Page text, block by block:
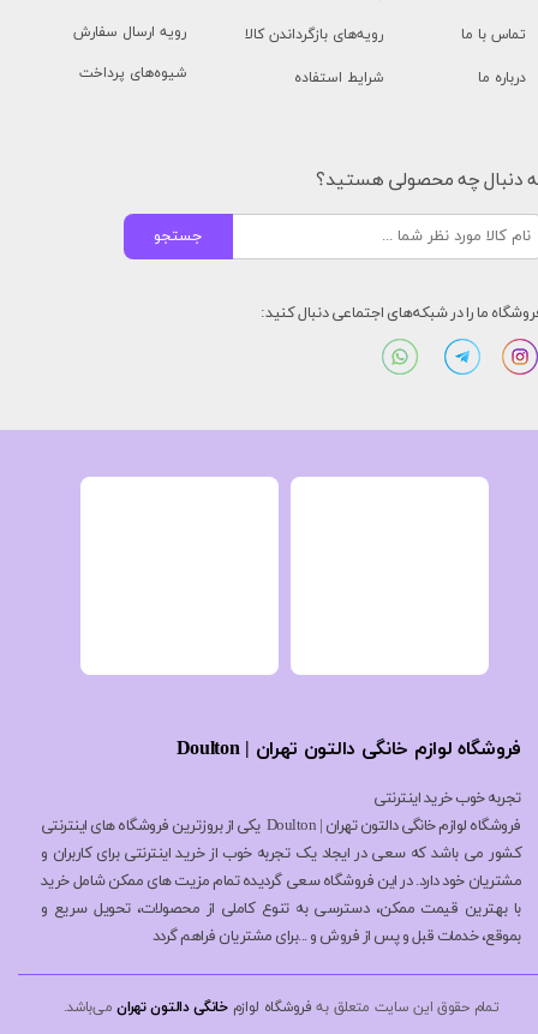
فروشگاه لوازم خانگی دالتون تهران | Doulton
تجربه خوب خرید اینترنتی
فروشگاه لوازم خانگی دالتون تهران | Doulton یکی از بروزترین فروشگاه های اینترنتی
کشور می باشد که سعی در ایجاد یک تجربه خوب از خرید اینترنتی برای کاربران و
مشتریان خود دارد. در این فروشگاه سعی گردیده تمام مزیت های ممکن شامل خرید
با بهترین قیمت ممکن، دسترسی به تنوع کاملی از محصولات، تحویل سریع و
بموقع، خدمات قبل و پس از فروش و ...برای مشتریان فراهم گردد
تمام حقوق این سایت متعلق به فروشگاه لوازمخانگی دالتون تهران می‌باشد.
رویه ارسال سفارش
شیوه‌های پرداخت
رویه‌های بازگرداندن کالا
شرایط استفاده
تماس با ما
درباره ما
دنبال چه محصولی هستید؟
جستجو
ما را در شبکه‌های اجتماعی دنبال کنید: